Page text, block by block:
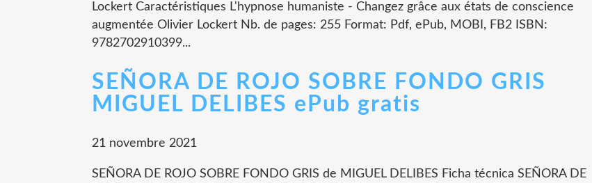
Lockert Caractéristiques L'hypnose humaniste - Changez grâce aux états de conscience
augmentée Olivier Lockert Nb. de pages: 255 Format: Pdf, ePub, MOBI, FB2 ISBN:
9782702910399...
SEÑORA DE ROJO SOBRE FONDO GRIS
MIGUEL DELIBES ePub gratis
21 novembre 2021
SEÑORA DE ROJO SOBRE FONDO GRIS de MIGUEL DELIBES Ficha técnica SEÑORA DE